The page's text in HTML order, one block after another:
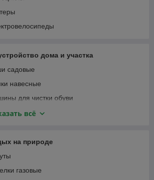
автомобильные
автоинструмент
садовые
(степлеры) для подвязки растений
садовые
канаты
дома и участка
садовые
навесные
для чистки обуви
и интерьер
для дачи
всё
на природе
газовые